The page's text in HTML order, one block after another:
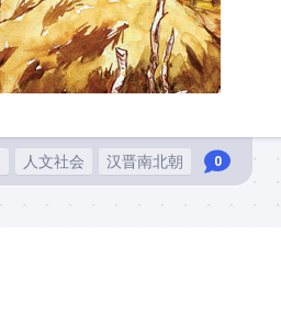
人文社会 汉晋南北朝 0